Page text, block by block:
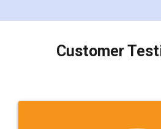
Customer